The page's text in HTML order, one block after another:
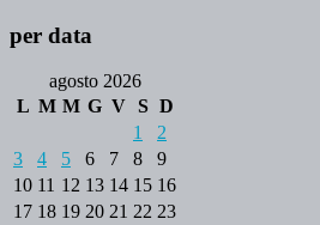
per data
agosto 2026
L M M G V S D
1
2
3
4 5 6 7 8
9
10 11 12 13 14 15 16
17 18 19 20 21 22 23